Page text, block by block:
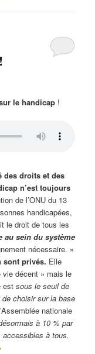
le handicap !
des droits et des
n’est toujours
de l’ONU du 13
handicapées,
le droit de tous les
au sein du système
nécessaire. »
sont privés. Elle
décent » mais le
est sous le seuil de
de choisir sur la base
nationale
à 10 % par
accessibles à tous.